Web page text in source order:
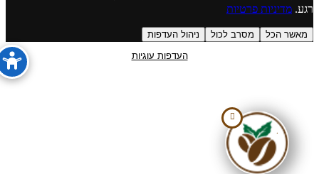
נגישות
מדיניות פרטיות
הכל מסרב לכול
ניהול העדפות
העדפות עוגיות
.